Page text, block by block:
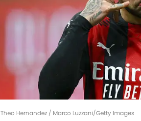
Theo Hernandez / Marco Luzzani/Getty Images